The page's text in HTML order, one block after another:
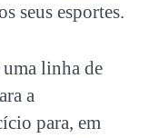
seus esportes.
uma linha de
a
para, em